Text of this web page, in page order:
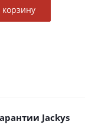
корзину
Jackys